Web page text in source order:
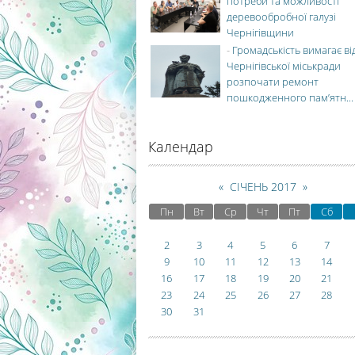
деревообробної галузі
Чернігівщини
- Громадськість вимагає
Чернігівської міськради
розпочати ремонт
пошкодженного пам’ятн...
Календар
« СІЧЕНЬ 2017 »
Пн Вт Ср Чт Пт Сб
2
3 4 5 6 7
9
10 11 12 13 14
16
17 18 19 20 21
23
24 25 26 27 28
30
31